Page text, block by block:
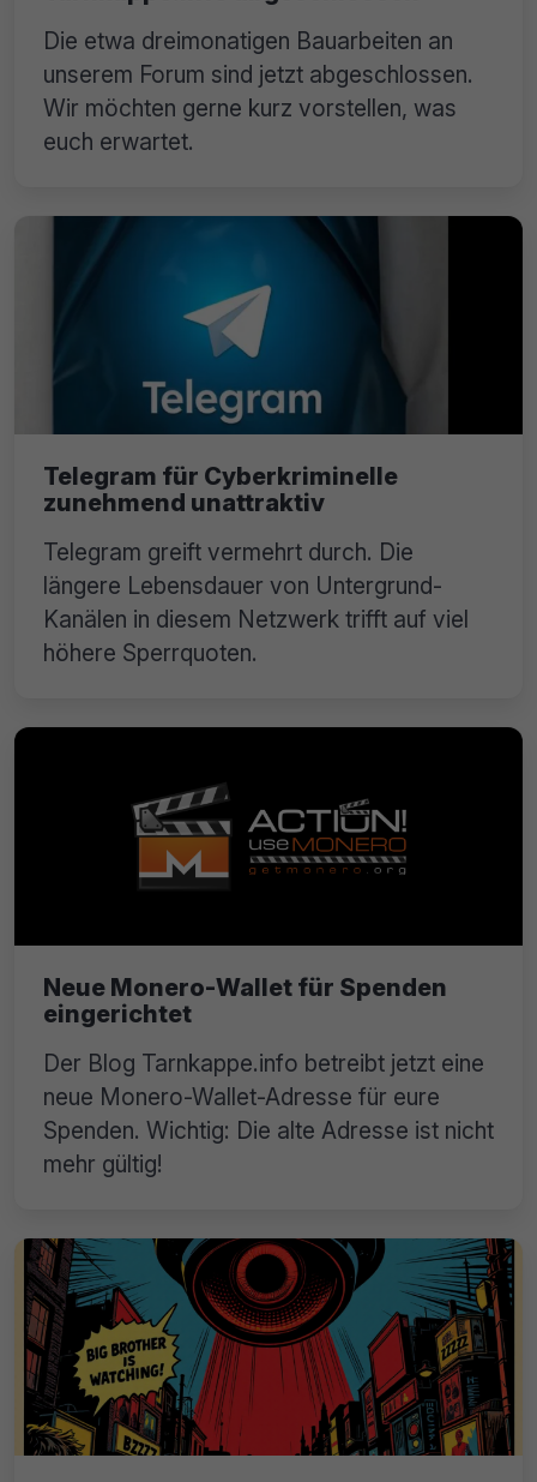
Die etwa dreimonatigen Bauarbeiten an
unserem Forum sind jetzt abgeschlossen.
Wir möchten gerne kurz vorstellen, was
euch erwartet.
Telegram für Cyberkriminelle
zunehmend unattraktiv
Telegram greift vermehrt durch. Die
längere Lebensdauer von Untergrund-
Kanälen in diesem Netzwerk trifft auf viel
höhere Sperrquoten.
Neue Monero-Wallet für Spenden
eingerichtet
Der Blog Tarnkappe.info betreibt jetzt eine
neue Monero-Wallet-Adresse für eure
Spenden. Wichtig: Die alte Adresse ist nicht
mehr gültig!